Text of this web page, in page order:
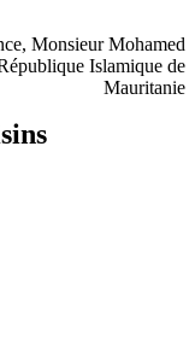
Monsieur Mohamed
Islamique de
Mauritanie